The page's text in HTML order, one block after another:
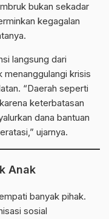
bukan sekadar
kegagalan
langsung dari
menanggulangi krisis
“Daerah seperti
keterbatasan
dana bantuan
ujarnya.
Anak
banyak pihak.
sosial